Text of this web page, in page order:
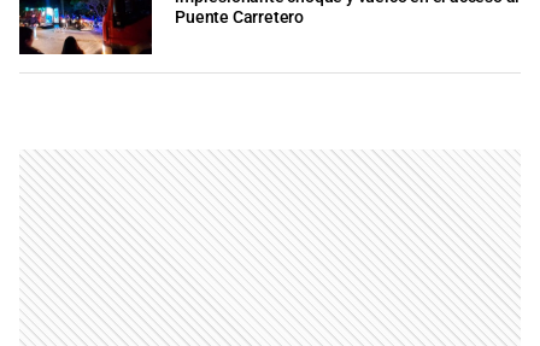
Puente Carretero